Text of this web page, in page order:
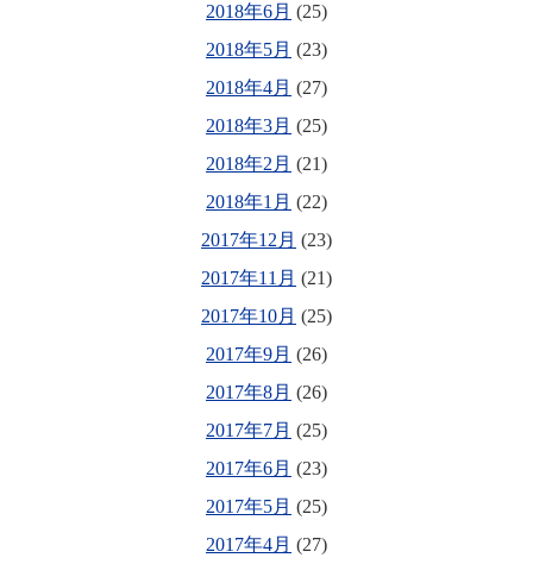
2018年6月 (25)
2018年5月 (23)
2018年4月 (27)
2018年3月 (25)
2018年2月 (21)
2018年1月 (22)
2017年12月 (23)
2017年11月 (21)
2017年10月 (25)
2017年9月 (26)
2017年8月 (26)
2017年7月 (25)
2017年6月 (23)
2017年5月 (25)
2017年4月 (27)